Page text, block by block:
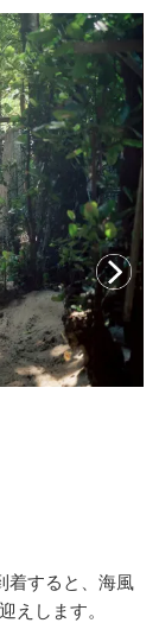
着すると、海風
えします。